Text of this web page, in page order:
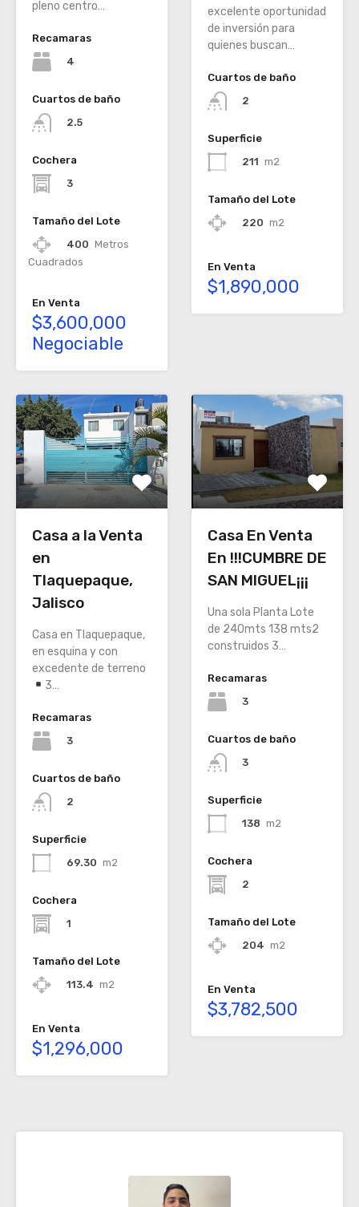
pleno centro…
Recamaras
4
Cuartos de baño
2.5
Cochera
3
Tamaño del Lote
400 Metros
Cuadrados
En Venta
$3,600,000
Negociable
excelente oportunidad
de inversión para
quienes buscan…
Cuartos de baño
2
Superficie
211 m2
Tamaño del Lote
220 m2
En Venta
$1,890,000
Casa a la Venta
en
Tlaquepaque,
Jalisco
Casa en Tlaquepaque,
en esquina y con
excedente de terreno
3…
Recamaras
3
Cuartos de baño
2
Superficie
69.30 m2
Cochera
1
Tamaño del Lote
113.4 m2
En Venta
$1,296,000
Casa En Venta
En !!!CUMBRE DE
SAN MIGUEL¡¡¡
Una sola Planta Lote
de 240mts 138 mts2
construidos 3…
Recamaras
3
Cuartos de baño
3
Superficie
138 m2
Cochera
2
Tamaño del Lote
204 m2
En Venta
$3,782,500